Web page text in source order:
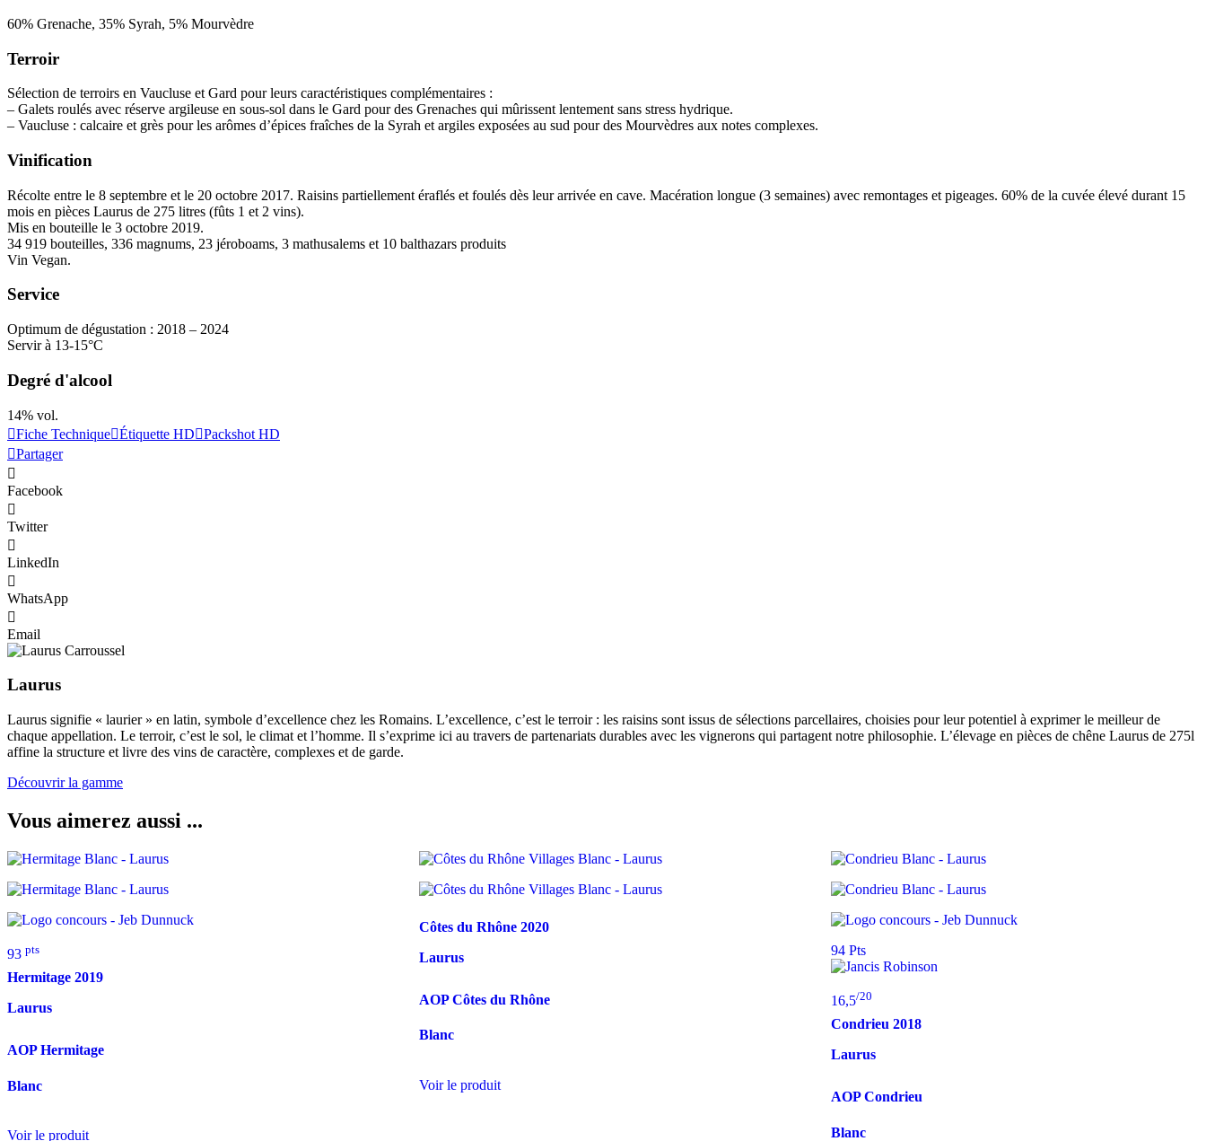
60% Grenache, 35% Syrah, 5% Mourvèdre
Terroir
Sélection de terroirs en Vaucluse et Gard pour leurs caractéristiques complémentaires :
– Galets roulés avec réserve argileuse en sous-sol dans le Gard pour des Grenaches qui mûrissent lentement sans stress hydrique.
– Vaucluse : calcaire et grès pour les arômes d’épices fraîches de la Syrah et argiles exposées au sud pour des Mourvèdres aux notes complexes.
Vinification
Récolte entre le 8 septembre et le 20 octobre 2017. Raisins partiellement éraflés et foulés dès leur arrivée en cave. Macération longue (3 semaines) avec remontages et pigeages. 60% de la cuvée élevé durant 15
mois en pièces Laurus de 275 litres (fûts 1 et 2 vins).
Mis en bouteille le 3 octobre 2019.
34 919 bouteilles, 336 magnums, 23 jéroboams, 3 mathusalems et 10 balthazars produits
Vin Vegan.
Service
Optimum de dégustation : 2018 – 2024
Servir à 13-15°C
Degré d'alcool
14% vol.
Fiche Technique Étiquette HD
Packshot HD
Partager
Facebook
Twitter
LinkedIn
WhatsApp
Email
Laurus
Laurus signifie « laurier » en latin, symbole d’excellence chez les Romains. L’excellence, c’est le terroir : les raisins sont issus de sélections parcellaires, choisies pour leur potentiel à exprimer le meilleur de
chaque appellation. Le terroir, c’est le sol, le climat et l’homme. Il s’exprime ici au travers de partenariats durables avec les vignerons qui partagent notre philosophie. L’élevage en pièces de chêne Laurus de 275l
affine la structure et livre des vins de caractère, complexes et de garde.
Découvrir la gamme
Vous aimerez aussi ...
93 pts
Hermitage 2019
Laurus
AOP Hermitage
Blanc
Voir le produit
Côtes du Rhône 2020
Laurus
AOP Côtes du Rhône
Blanc
Voir le produit
94 Pts
16,5/20
Condrieu 2018
Laurus
AOP Condrieu
Blanc